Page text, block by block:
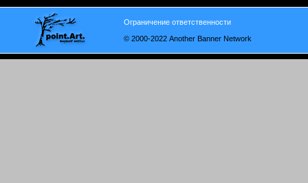
Ограничение ответственности
© 2000-2022 Another Banner Network